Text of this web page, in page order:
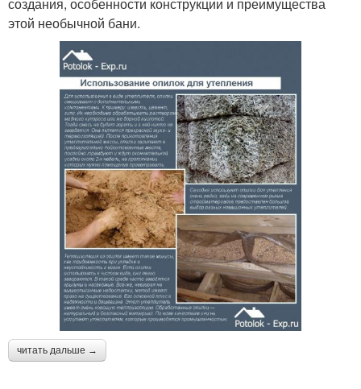
создания, особенности конструкции и преимущества
этой необычной бани.
читать дальше →